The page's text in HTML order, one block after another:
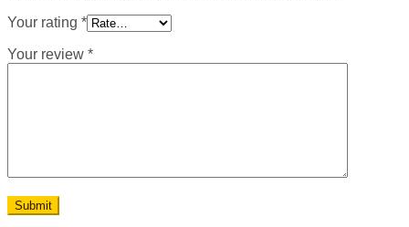
Your rating *
Your review *